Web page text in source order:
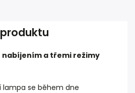
nabíjením a třemi režimy
lampa se během dne